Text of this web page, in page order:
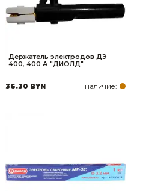
Держатель электродов ДЭ
400, 400 А "ДИОЛД"
36.30 BYN наличие: